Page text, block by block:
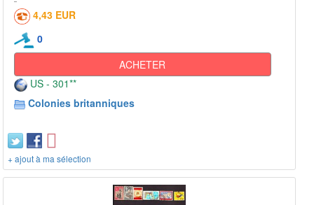
4,43 EUR
0
ACHETER
US - 301**
Colonies britanniques
+ ajout à ma sélection